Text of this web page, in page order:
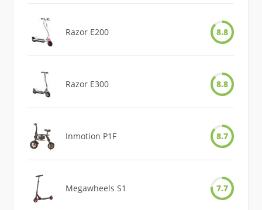
Razor E200 8.8
Razor E300 8.8
Inmotion P1F 8.7
Megawheels S1 7.7